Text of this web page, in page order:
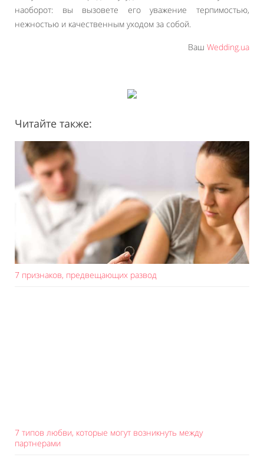
наоборот: вы вызовете его уважение терпимостью,
нежностью и качественным уходом за собой.
Ваш Wedding.ua
Читайте также:
7 признаков, предвещающих развод
7 типов любви, которые могут возникнуть между
партнерами